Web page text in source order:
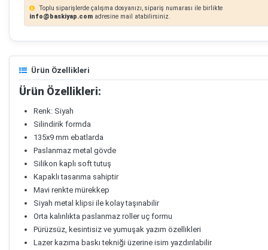
Toplu siparişlerde çalışma dosyanızı, sipariş numarası ile birlikte
info@baskiyap.com adresine mail atabilirsiniz.
Ürün Özellikleri
Ürün Özellikleri:
Renk: Siyah
Silindirik formda
135x9 mm ebatlarda
Paslanmaz metal gövde
Silikon kaplı soft tutuş
Kapaklı tasarıma sahiptir
Mavi renkte mürekkep
Siyah metal klipsi ile kolay taşınabilir
Orta kalınlıkta paslanmaz roller uç formu
Pürüzsüz, kesintisiz ve yumuşak yazım özellikleri
Lazer kazıma baskı tekniği üzerine isim yazdırılabilir